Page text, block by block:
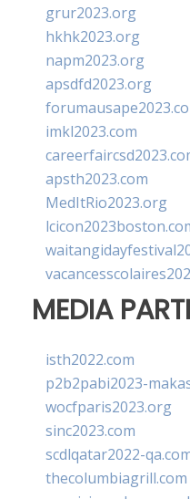
grur2023.org
hkhk2023.org
napm2023.org
apsdfd2023.org
imkl2023.com
apsth2023.com
MedItRio2023.org
MEDIA
isth2022.com
p2b2pabi2023-
wocfparis2023.org
sinc2023.com
scdlqatar2022-
thecolumbiagrill.com